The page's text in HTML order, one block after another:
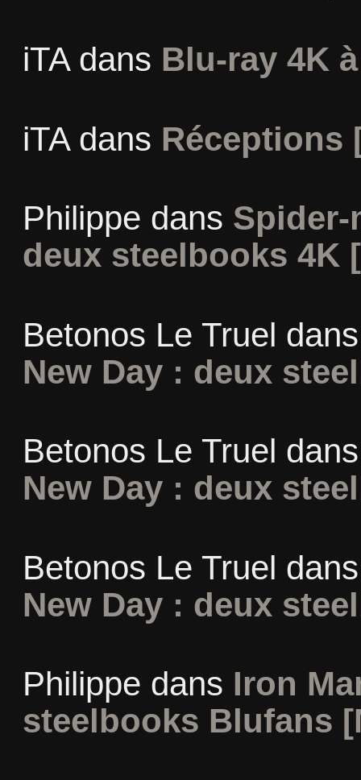
iTAdans Blu-ray 4K
iTAdans Réceptions
Philippe dans Spider-
deux steelbooks 4K
Betonos Le Truel
New Day : deux
Betonos Le Truel
New Day : deux
Betonos Le Truel
New Day : deux
Philippe dans Iron
steelbooks Blufans